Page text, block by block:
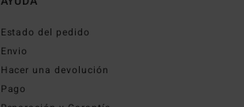
Estado del pedido
Envio
Hacer una devolución
Pago